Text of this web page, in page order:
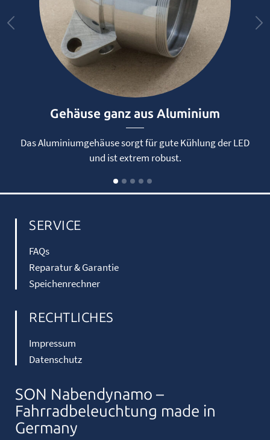
Gehäuse ganz aus Aluminium
Das Aluminiumgehäuse sorgt für gute Kühlung der LED
und ist extrem robust.
SERVICE
FAQs
Reparatur & Garantie
Speichenrechner
RECHTLICHES
Impressum
Datenschutz
SON Nabendynamo –
Fahrradbeleuchtung made in
Germany